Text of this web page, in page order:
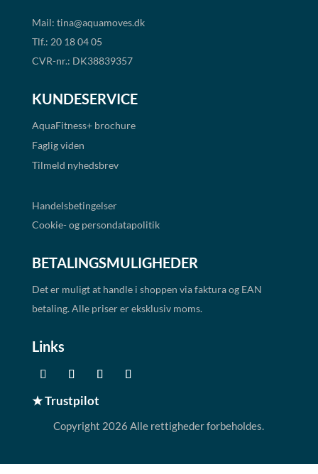
Mail: tina@aquamoves.dk
Tlf.: 20 18 04 05
CVR-nr.: DK38839357
KUNDESERVICE
AquaFitness+ brochure
Faglig viden
Tilmeld nyhedsbrev
Handelsbetingelser
Cookie- og persondatapolitik
BETALINGSMULIGHEDER
Det er muligt at handle i shoppen via faktura og EAN
betaling. Alle priser er eksklusiv moms.
Links
★ Trustpilot
Copyright 2026 Alle rettigheder forbeholdes.